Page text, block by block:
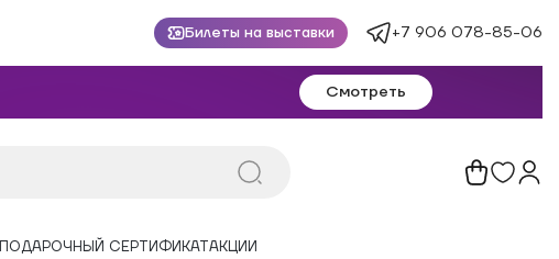
Билеты на выставки +7 906 078-85-06
Смотреть
ПОДАРОЧНЫЙ СЕРТИФИКАТАКЦИИ